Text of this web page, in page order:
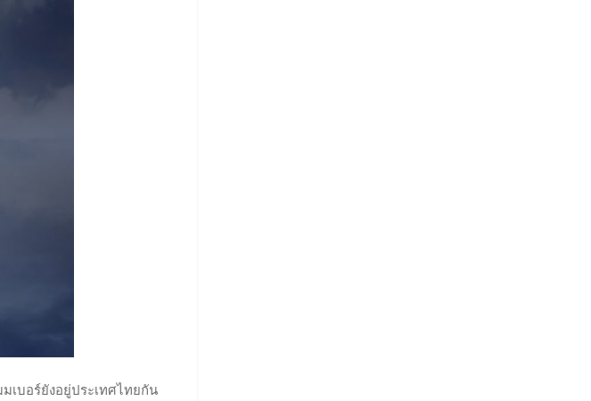
เบอร์ยังอยู่ประเทศไทยกัน